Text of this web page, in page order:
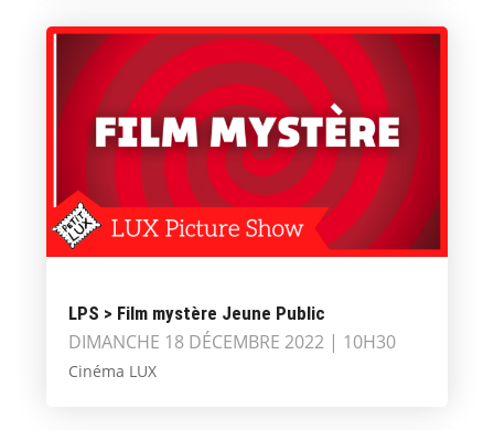
LPS > Film mystère Jeune Public
DIMANCHE 18 DÉCEMBRE 2022 | 10H30
Cinéma LUX